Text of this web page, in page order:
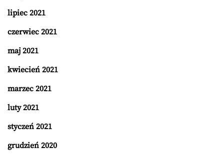
lipiec 2021
czerwiec 2021
maj 2021
kwiecień 2021
marzec 2021
luty 2021
styczeń 2021
grudzień 2020